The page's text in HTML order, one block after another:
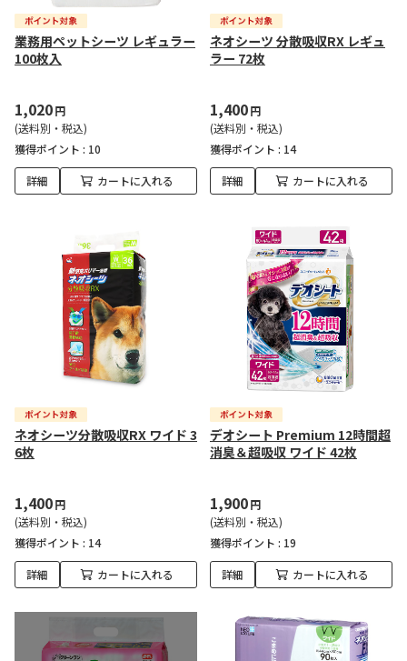
業務用ペットシーツ レギュラー
100枚入
1,020円
(送料別・税込)
獲得ポイント : 10
詳細 カートに入れる
ネオシーツ 分散吸収RX レギュ
ラー 72枚
1,400円
(送料別・税込)
獲得ポイント : 14
詳細 カートに入れる
ネオシーツ分散吸収RX ワイド 3
6枚
1,400円
(送料別・税込)
獲得ポイント : 14
詳細 カートに入れる
デオシート Premium 12時間超
消臭＆超吸収 ワイド 42枚
1,900円
(送料別・税込)
獲得ポイント : 19
詳細 カートに入れる